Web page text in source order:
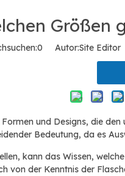
Größen
0 Autor:Site
und Designs, die
Bedeutung, da es
kann das Wissen,
von der Kenntnis der